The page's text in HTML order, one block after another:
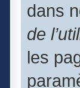
dans
de
les